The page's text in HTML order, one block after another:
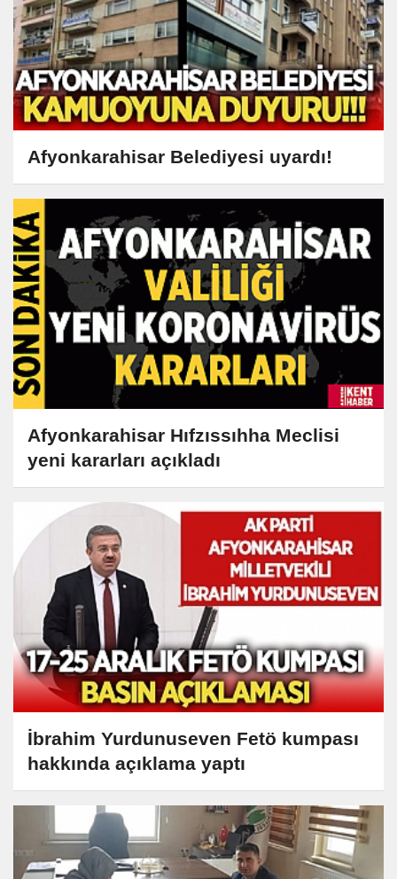
Afyonkarahisar Belediyesi uyardı!
Afyonkarahisar Hıfzıssıhha Meclisi
yeni kararları açıkladı
İbrahim Yurdunuseven Fetö kumpası
hakkında açıklama yaptı